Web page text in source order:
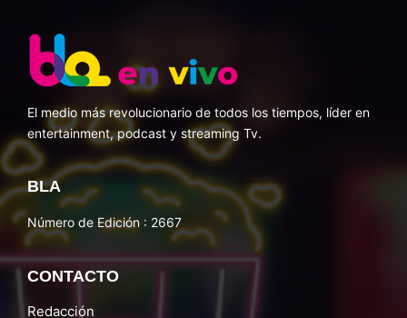
El medio más revolucionario de todos los tiempos, líder en
entertainment, podcast y streaming Tv.
BLA
Número de Edición : 2667
CONTACTO
Redacción